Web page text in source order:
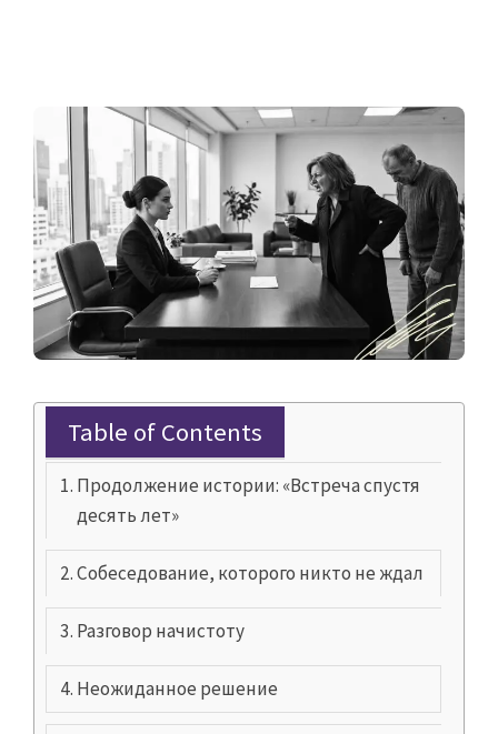
Table of Contents
Продолжение истории: «Встреча спустя
десять лет»
Собеседование, которого никто не ждал
Разговор начистоту
Неожиданное решение